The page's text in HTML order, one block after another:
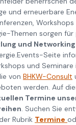
und erneuerbare
Themen sorgen für
und Networking
Seite
und Seminare
von BHKW-Consult
werden. Auf
Termine
. Suchen Sie
Rubrik Termine